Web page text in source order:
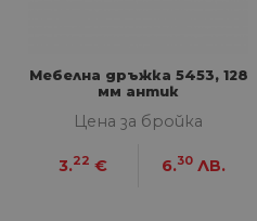
Мебелна дръжка 5453, 128
мм антик
Цена за бройка
3.22 € 6.30 ЛВ.